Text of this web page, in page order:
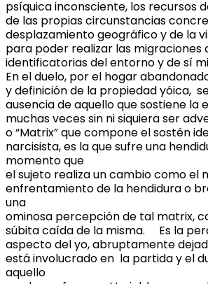
psíquica inconsciente, los recursos
de las propias circunstancias
desplazamiento geográfico y de la
para poder realizar las migraciones
identificatorias del entorno y de sí
En el duelo, por el hogar
y definición de la propiedad yóica,
ausencia de aquello que sostiene la
muchas veces sin ni siquiera ser
o “Matrix” que compone el sostén
narcisista, es la que sufre una
momento que
el sujeto realiza un cambio como el
enfrentamiento de la hendidura o
una
ominosa percepción de tal matrix,
súbita caída de la misma. Es la
aspecto del yo, abruptamente
está involucrado en la partida y el
aquello